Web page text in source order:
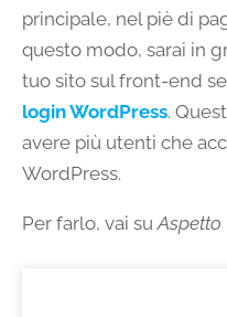
principale, nel piè di
questo modo, sarai in
tuo sito sul front-end
login WordPress.
avere più utenti che
WordPress.
Per farlo, vai su Aspetto